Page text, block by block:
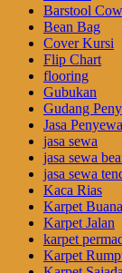
Barstool
Bean Bag
Cover Kursi
Flip Chart
flooring
Gubukan
Gudang
Jasa
jasa sewa
jasa sewa
jasa sewa
Kaca Rias
Karpet Buana
Karpet Jalan
karpet
Karpet